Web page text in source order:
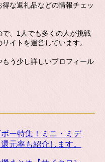
な返礼品などの情報チェッ
、1人でも多くの人が挑戦
イトを運営しています。
う少し詳しいプロフィール
ー特集！ミニ・ミデ
元率も紹介します。